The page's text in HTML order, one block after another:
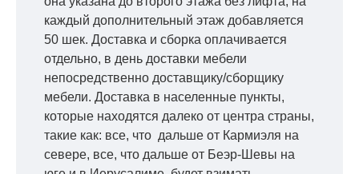
каждый дополнительный этаж добавляется
50 шек. Доставка и сборка оплачивается
отдельно, в день доставки мебели
непосредственно доставщику/сборщику
мебели. Доставка в населенные пункты,
которые находятся далеко от центра страны,
такие как: все, что дальше от Кармиэля на
севере, все, что дальше от Беэр-Шевы на